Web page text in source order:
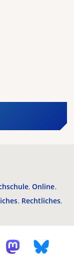
Online
Rechtliches